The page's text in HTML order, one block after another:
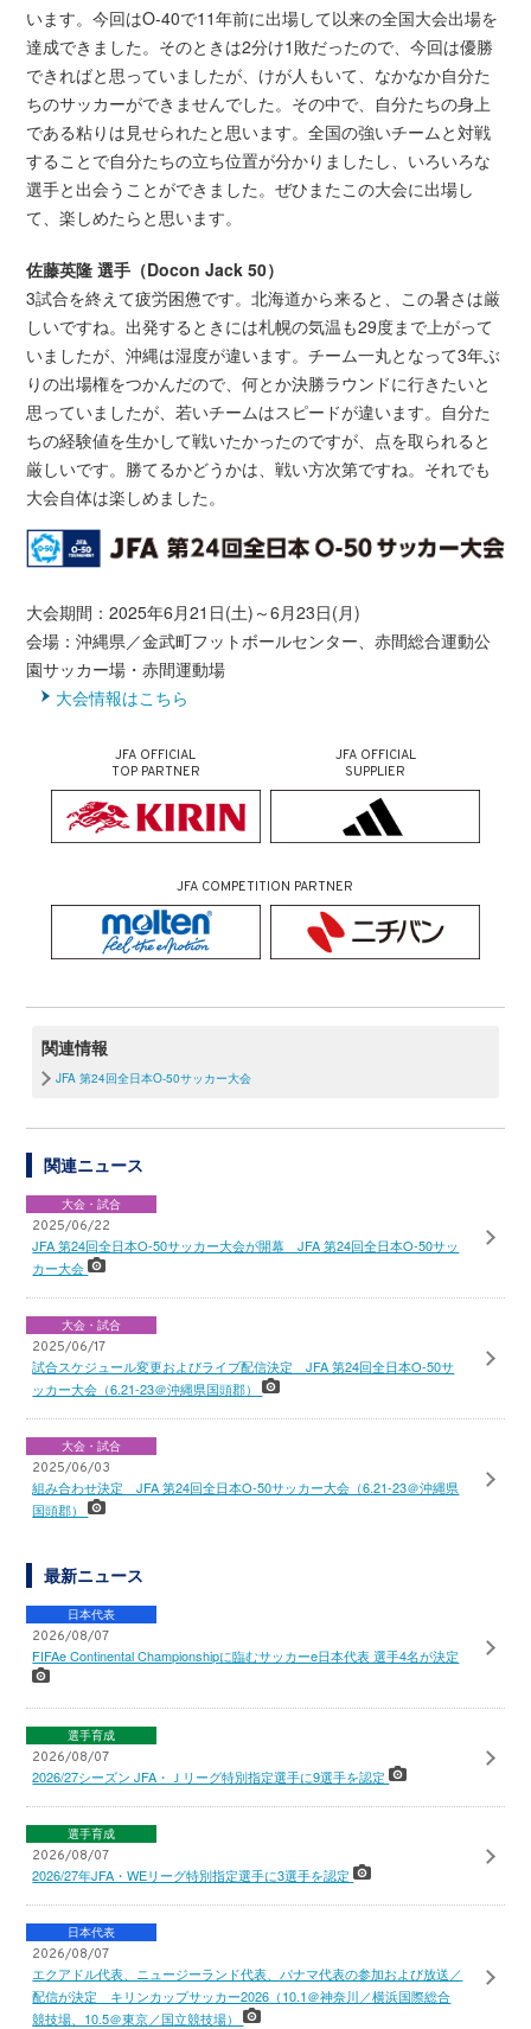
います。今回はO-40で11年前に出場して以来の全国大会出場を
達成できました。そのときは2分け1敗だったので、今回は優勝
できればと思っていましたが、けが人もいて、なかなか自分た
ちのサッカーができませんでした。その中で、自分たちの身上
である粘りは見せられたと思います。全国の強いチームと対戦
することで自分たちの立ち位置が分かりましたし、いろいろな
選手と出会うことができました。ぜひまたこの大会に出場し
て、楽しめたらと思います。
佐藤英隆 選手（Docon Jack 50）
3試合を終えて疲労困憊です。北海道から来ると、この暑さは厳
しいですね。出発するときには札幌の気温も29度まで上がって
いましたが、沖縄は湿度が違います。チーム一丸となって3年ぶ
りの出場権をつかんだので、何とか決勝ラウンドに行きたいと
思っていましたが、若いチームはスピードが違います。自分た
ちの経験値を生かして戦いたかったのですが、点を取られると
厳しいです。勝てるかどうかは、戦い方次第ですね。それでも
大会自体は楽しめました。
大会期間：2025年6月21日(土)～6月23日(月)
会場：沖縄県／金武町フットボールセンター、赤間総合運動公
園サッカー場・赤間運動場
大会情報はこちら
JFA OFFICIAL
TOP PARTNER
JFA OFFICIAL
SUPPLIER
JFA COMPETITION PARTNER
関連情報
JFA 第24回全日本O-50サッカー大会
関連ニュース
大会・試合
2025/06/22
JFA 第24回全日本O-50サッカー大会が開幕 JFA 第24回全日本O-50サッ
カー大会
大会・試合
2025/06/17
試合スケジュール変更およびライブ配信決定 JFA 第24回全日本O-50サ
ッカー大会（6.21-23＠沖縄県国頭郡）
大会・試合
2025/06/03
組み合わせ決定 JFA 第24回全日本O-50サッカー大会（6.21-23＠沖縄県
国頭郡）
最新ニュース
日本代表
2026/08/07
FIFAe Continental Championshipに臨むサッカーe日本代表 選手4名が決定
選手育成
2026/08/07
2026/27シーズン JFA・Ｊリーグ特別指定選手に9選手を認定
選手育成
2026/08/07
2026/27年JFA・WEリーグ特別指定選手に3選手を認定
日本代表
2026/08/07
エクアドル代表、ニュージーランド代表、パナマ代表の参加および放送／
配信が決定 キリンカップサッカー2026（10.1＠神奈川／横浜国際総合
競技場、10.5＠東京／国立競技場）